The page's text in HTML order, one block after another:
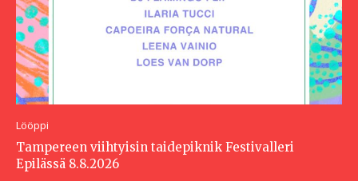
Lööppi
Tampereen viihtyisin taidepiknik Festivalleri
Epilässä 8.8.2026